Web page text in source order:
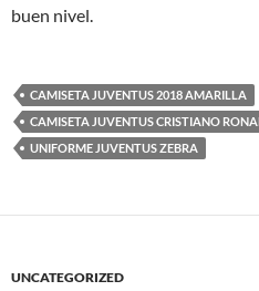
buen nivel.
CAMISETA JUVENTUS 2018 AMARILLA
CAMISETA JUVENTUS CRISTIANO
UNIFORME JUVENTUS ZEBRA
UNCATEGORIZED